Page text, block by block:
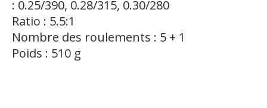
: 0.25/390, 0.28/315, 0.30/280
Ratio : 5.5:1
Nombre des roulements : 5 + 1
Poids : 510 g